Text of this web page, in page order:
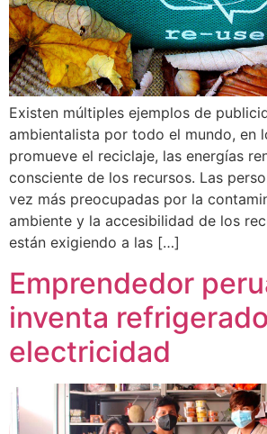
Existen múltiples ejemplos de
ambientalista por todo el mundo, en
promueve el reciclaje, las energías
consciente de los recursos. Las
vez más preocupadas por la
ambiente y la accesibilidad de los
están exigiendo a las […]
Emprendedor
inventa
electricidad